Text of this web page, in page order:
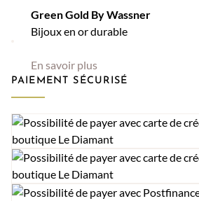
Green Gold By Wassner
Bijoux en or durable
En savoir plus
PAIEMENT SÉCURISÉ